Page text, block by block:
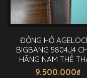
ĐỒNG HỒ
BIGBANG 5804J4
HÃNG NAM THỂ
44MM
9.500.000₫